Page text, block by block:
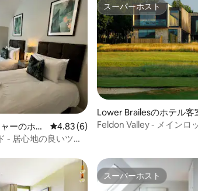
平均評価
ーのホテ
レビュー6件、5つ星中4.83つ星の平
4.83 (6)
- 居心地の良いツイ
スーパーホスト
スーパーホスト
Lower Brailesのホテル客
Feldon Valley - メインロ
スーパーホスト
スーパーホスト